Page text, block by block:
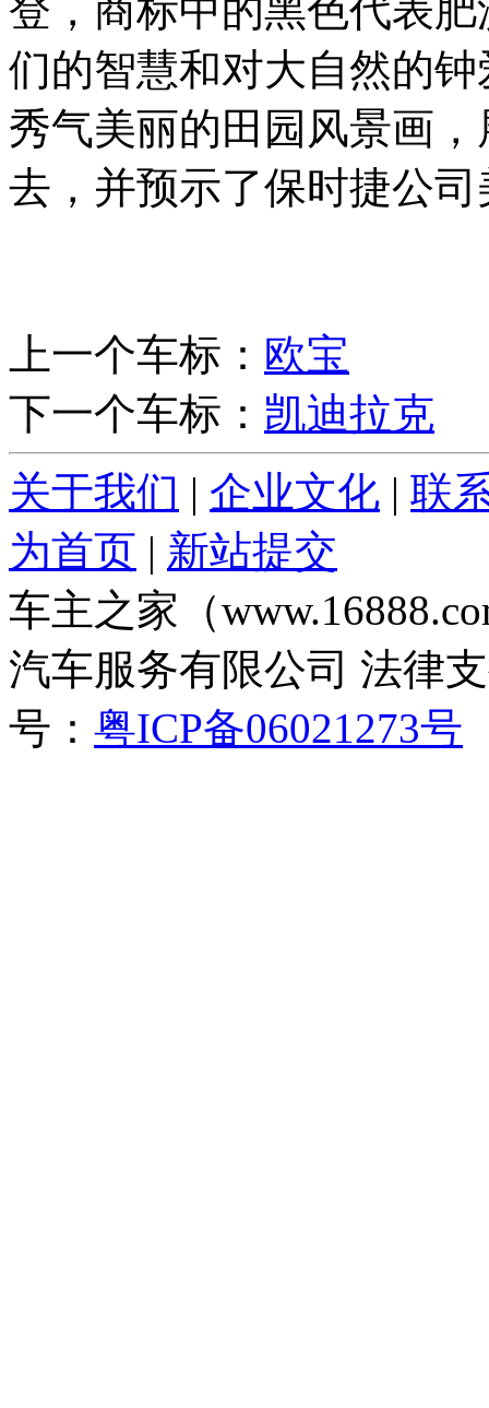
登，商标中的黑色代表
们的智慧和对大自然的
秀气美丽的田园风景画
去，并预示了保时捷公
上一个车标： 欧宝
下一个车标： 凯迪拉克
关于我们 | 企业文化 | 联
为首页 | 新站提交
车主之家（
汽车服务有限公司 法律
号： 粤ICP备06021273号